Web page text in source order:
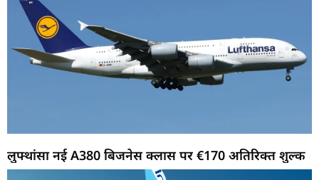
लुफ्थांसा नई A380 बिजनेस क्लास पर €170 अतिरिक्त शुल्क